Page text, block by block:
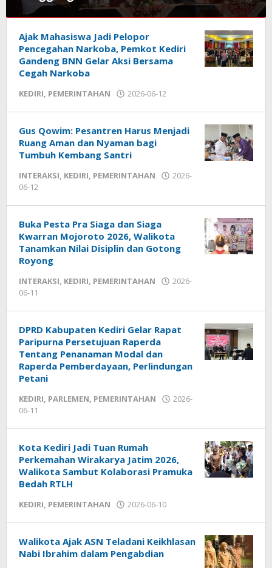
KEDIRI,
PEMERINTAHAN
2026-
Ajak Mahasiswa Jadi Pelopor
Pencegahan Narkoba, Pemkot Kediri
Gandeng BNN Gelar Aksi Bersama
Cegah Narkoba
KEDIRI, PEMERINTAHAN 2026-06-12
Gus Qowim: Pesantren Harus Menjadi
Ruang Aman dan Nyaman bagi
Tumbuh Kembang Santri
INTERAKSI, KEDIRI, PEMERINTAHAN
2026-
06-12
Buka Pesta Pra Siaga dan Siaga
Kwarran Mojoroto 2026, Walikota
Tanamkan Nilai Disiplin dan Gotong
Royong
INTERAKSI, KEDIRI, PEMERINTAHAN
2026-
06-11
DPRD Kabupaten Kediri Gelar Rapat
Paripurna Persetujuan Raperda
Tentang Penanaman Modal dan
Raperda Pemberdayaan, Perlindungan
Petani
KEDIRI, PARLEMEN, PEMERINTAHAN
2026-
06-11
Kota Kediri Jadi Tuan Rumah
Perkemahan Wirakarya Jatim 2026,
Walikota Sambut Kolaborasi Pramuka
Bedah RTLH
KEDIRI, PEMERINTAHAN 2026-06-10
Walikota Ajak ASN Teladani Keikhlasan
Nabi Ibrahim dalam Pengabdian